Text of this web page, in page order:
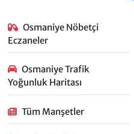
Osmaniye Nöbetçi
Eczaneler
Osmaniye Trafik
Yoğunluk Haritası
Tüm Manşetler